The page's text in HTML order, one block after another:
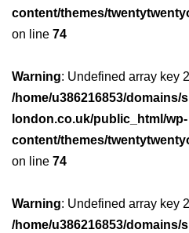
content/themes/
on line 74
Warning: Undefined array key
/home/u386216853/domains/
london.co.uk/public_html/wp-
content/themes/
on line 74
Warning: Undefined array key
/home/u386216853/domains/